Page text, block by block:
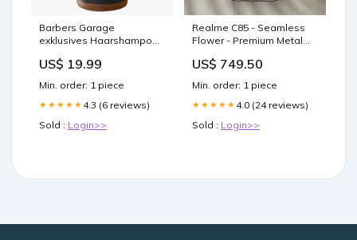
Barbers Garage
exklusives Haarshampoo
US$ 19.99
Min. order: 1 piece
★★★★★ 4.3 (6 reviews)
Sold : Login>>
Realme C85 - Seamless
Flower - Premium Metal
Proof Case Xiaomi Redmi
US$ 749.50
Min. order: 1 piece
★★★★★ 4.0 (24 reviews)
Sold : Login>>